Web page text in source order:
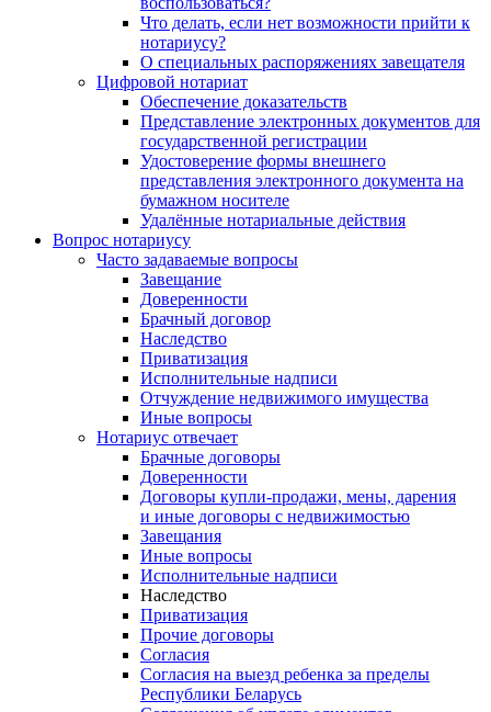
Что делать, если нет возможности прийти к
нотариусу?
О специальных распоряжениях завещателя
Цифровой нотариат
Обеспечение доказательств
Представление электронных документов для
государственной регистрации
Удостоверение формы внешнего
представления электронного документа на
бумажном носителе
Удалённые нотариальные действия
Вопрос нотариусу
Часто задаваемые вопросы
Завещание
Доверенности
Брачный договор
Наследство
Приватизация
Исполнительные надписи
Отчуждение недвижимого имущества
Иные вопросы
Нотариус отвечает
Брачные договоры
Доверенности
Договоры купли-продажи, мены, дарения
и иные договоры с недвижимостью
Завещания
Иные вопросы
Исполнительные надписи
Наследство
Приватизация
Прочие договоры
Согласия
Согласия на выезд ребенка за пределы
Республики Беларусь